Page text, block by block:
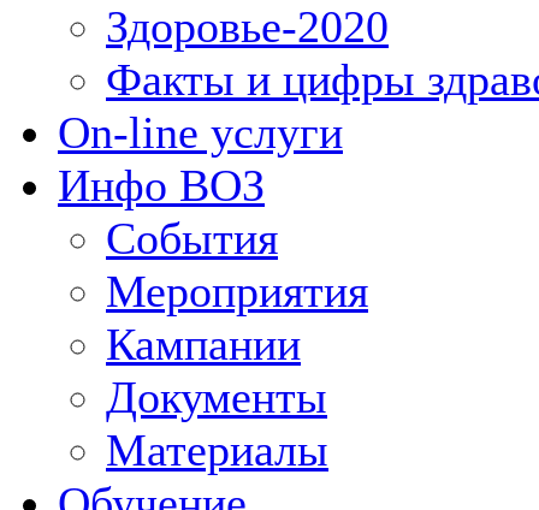
Здоровье-2020
Факты и цифры
On-line услуги
Инфо ВОЗ
События
Мероприятия
Кампании
Документы
Материалы